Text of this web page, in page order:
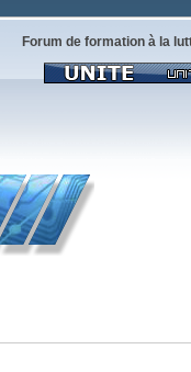
Forum de formation à la